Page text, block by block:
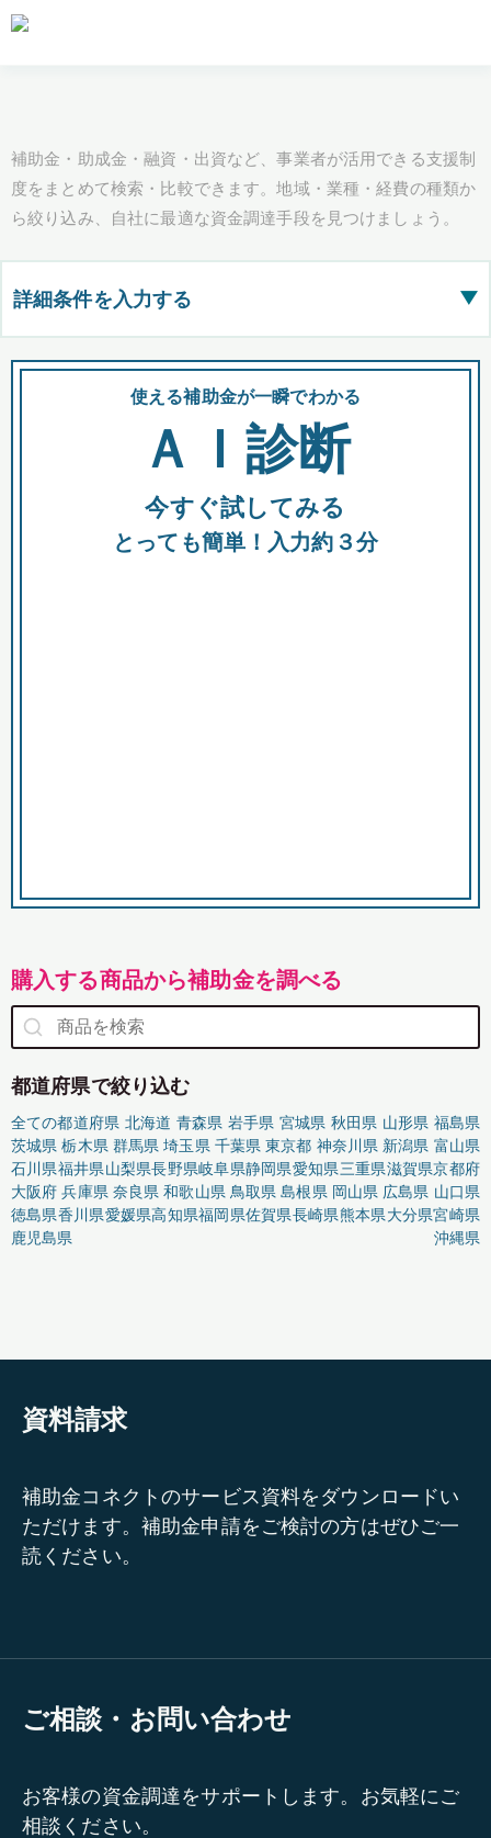
補助金・助成金・融資・出資など、事業者が活用できる支援制
度をまとめて検索・比較できます。地域・業種・経費の種類か
ら絞り込み、自社に最適な資金調達手段を見つけましょう。
詳細条件を入力する ▶
都道府県
全国の検索結果を含めて表示
助成金 融資 出資
使える補助金が一瞬でわかる
ＡＩ診断
今すぐ試してみる
とっても簡単！入力約３分
購入する商品から補助金を調べる
都道府県で絞り込む
全ての都道府県 北海道 青森県 岩手県 宮城県 秋田県 山形県 福島県
茨城県 栃木県 群馬県 埼玉県 千葉県 東京都 神奈川県 新潟県 富山県
石川県福井県山梨県長野県岐阜県静岡県愛知県三重県滋賀県京都府
大阪府 兵庫県 奈良県 和歌山県 鳥取県 島根県 岡山県 広島県 山口県
徳島県香川県愛媛県高知県福岡県佐賀県長崎県熊本県大分県宮崎県
鹿児島県
沖縄県
資料請求
補助金コネクトのサービス資料をダウンロードい
ただけます。補助金申請をご検討の方はぜひご一
読ください。
ご相談・お問い合わせ
お客様の資金調達をサポートします。お気軽にご
相談ください。